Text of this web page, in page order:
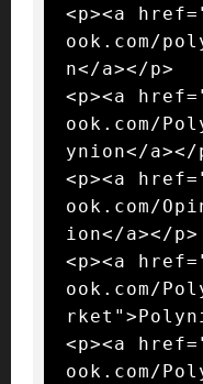
<p><a
ook.com/
n</a></p>
<p><a
ook.com/
ynion</a></
<p><a
ook.com/
ion</a></p>
<p><a
ook.com/
<p><a
ook.com/